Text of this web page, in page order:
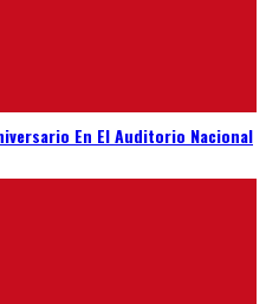
En El Auditorio Nacional